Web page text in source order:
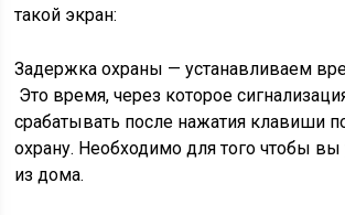
такой экран:
Задержка охраны — устанавливаем
Это время, через которое
срабатывать после нажатия клавиши
охрану. Необходимо для того чтобы
из дома.